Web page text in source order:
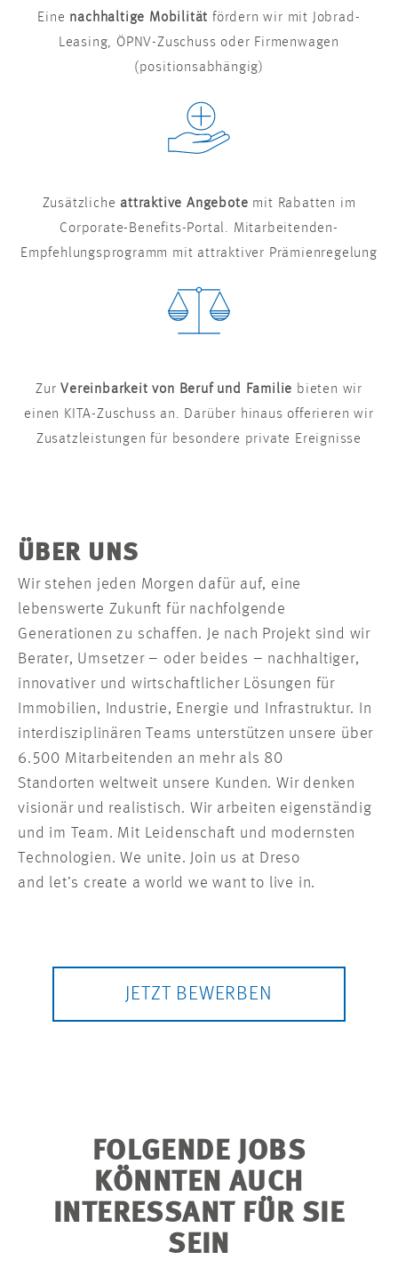
Eine nachhaltige Mobilität fördern wir mit Jobrad-
Leasing, ÖPNV-Zuschuss oder Firmenwagen
(positionsabhängig)
Zusätzliche attraktive Angebote mit Rabatten im
Corporate-Benefits-Portal. Mitarbeitenden-
Empfehlungsprogramm mit attraktiver Prämienregelung
ZurVereinbarkeit von Beruf und Familie bieten wir
einen KITA-Zuschuss an. Darüber hinaus offerieren wir
Zusatzleistungen für besondere private Ereignisse
ÜBER UNS
Wir stehen jeden Morgen dafür auf, eine
lebenswerte Zukunft für nachfolgende
Generationen zu schaffen. Je nach Projekt sind wir
Berater, Umsetzer – oder beides – nachhaltiger,
innovativer und wirtschaftlicher Lösungen für
Immobilien, Industrie, Energie und Infrastruktur. In
interdisziplinären Teams unterstützen unsere über
6.500 Mitarbeitenden an mehr als 80
Standorten weltweit unsere Kunden. Wir denken
visionär und realistisch. Wir arbeiten eigenständig
und im Team. Mit Leidenschaft und modernsten
Technologien. We unite. Join us at Dreso
and let’s create a world we want to live in.
JETZT BEWERBEN
FOLGENDE JOBS
KÖNNTEN AUCH
INTERESSANT FÜR SIE
SEIN